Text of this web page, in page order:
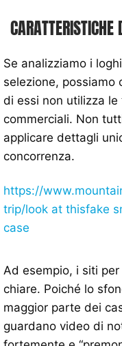
Se analizziamo i
selezione, possiamo
di essi non utilizza
commerciali. Non
applicare dettagli
concorrenza.
https://
trip/look at thisfake
case
Ad esempio, i siti
chiare. Poiché lo
maggior parte dei
guardano video di